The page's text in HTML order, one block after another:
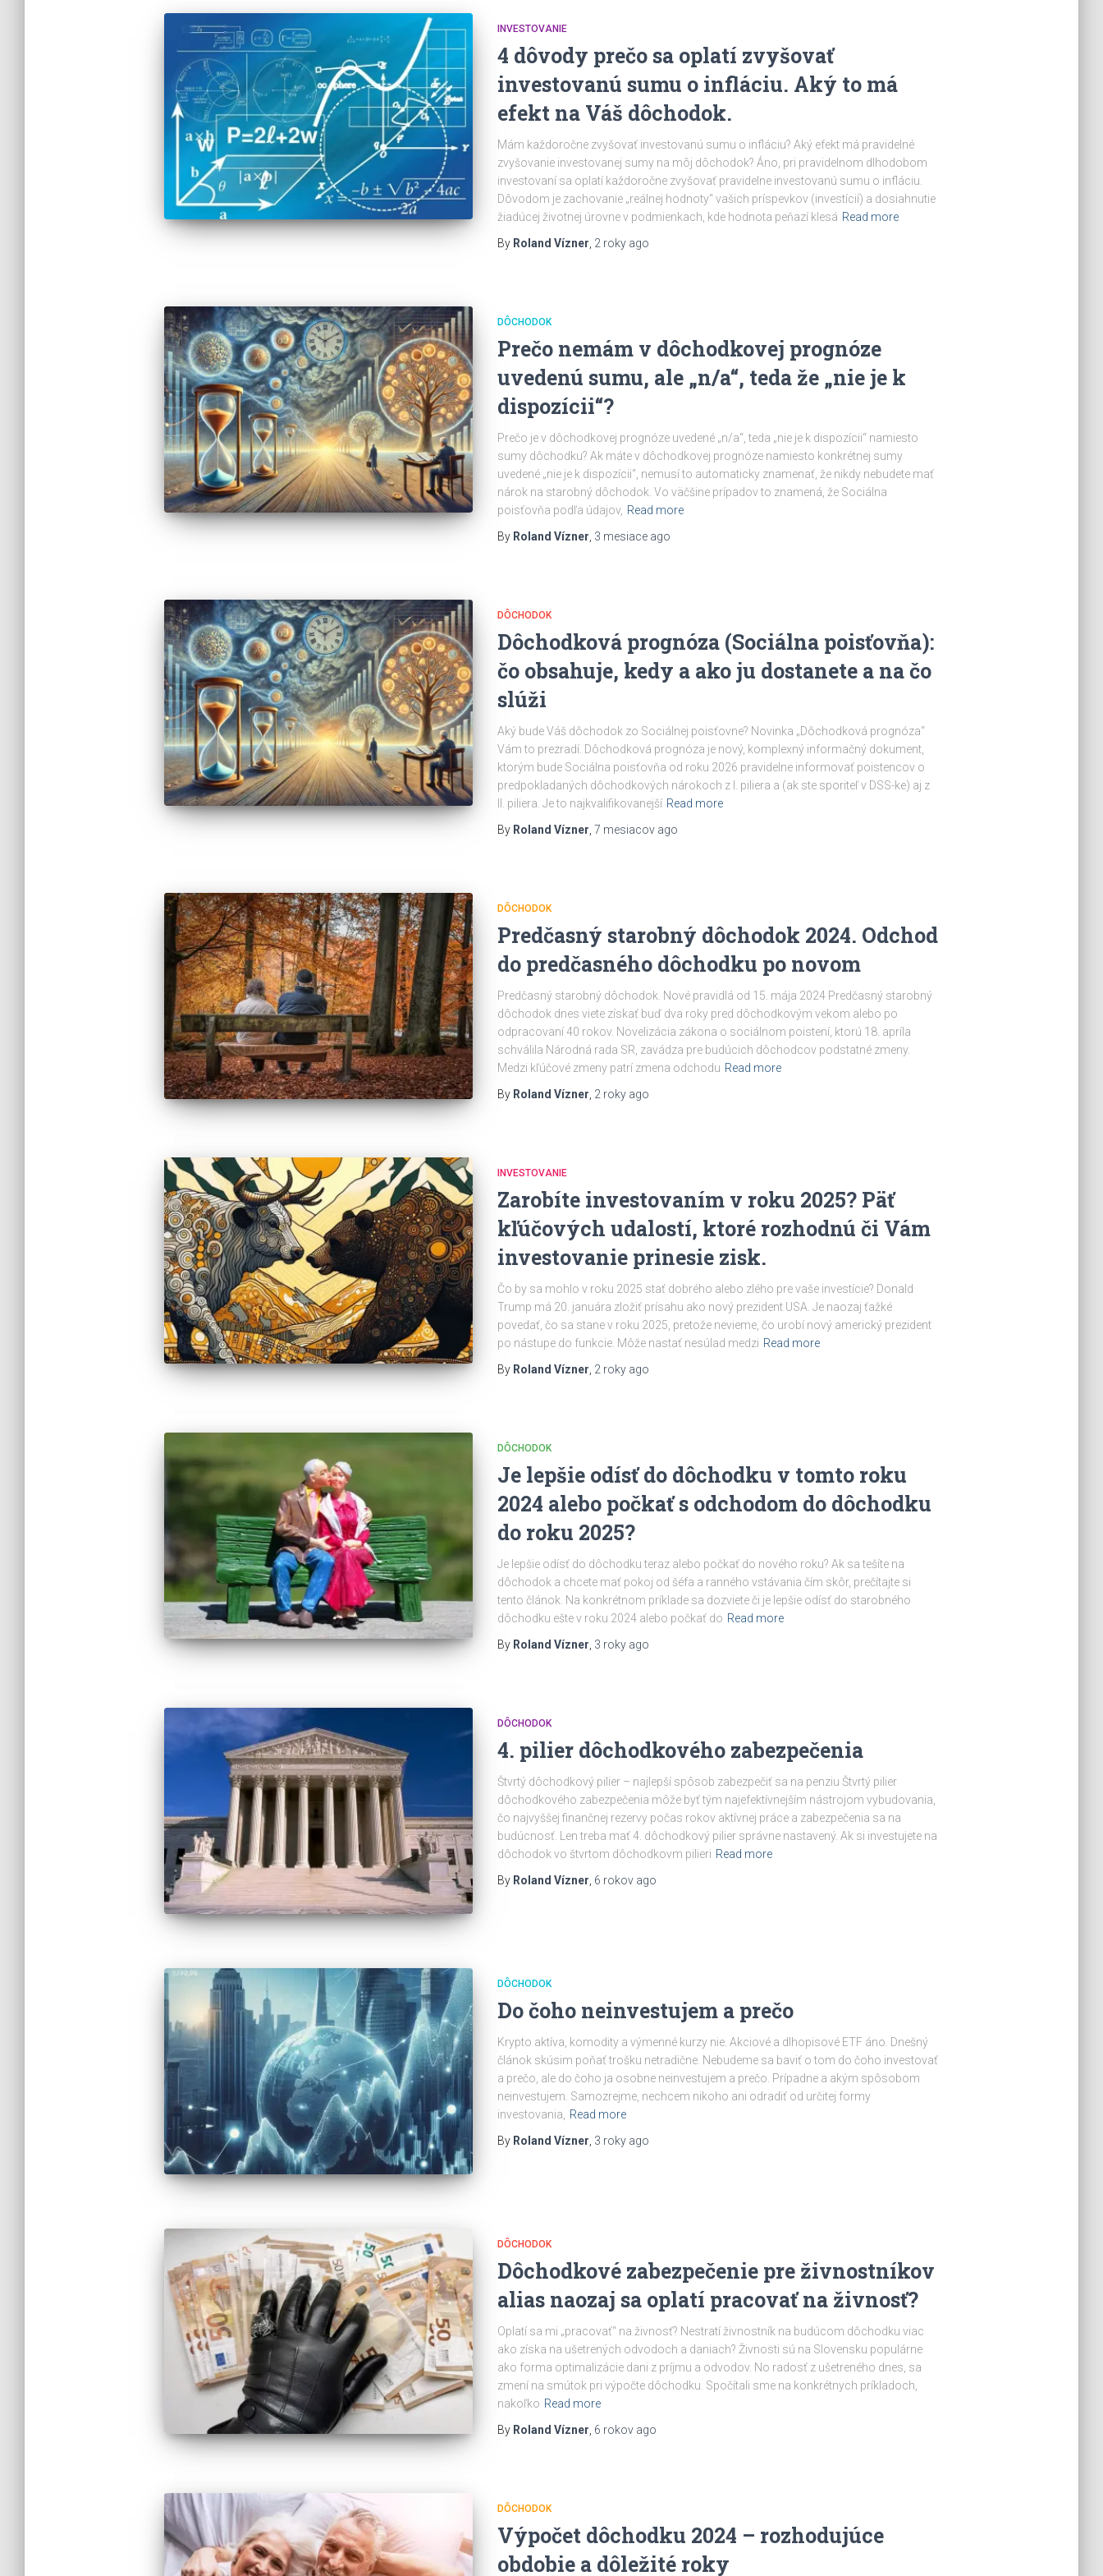
INVESTOVANIE
4 dôvody prečo sa oplatí zvyšovať
investovanú sumu o infláciu. Aký to má
efekt na Váš dôchodok.
Mám každoročne zvyšovať investovanú sumu o infláciu? Aký efekt má pravidelné
zvyšovanie investovanej sumy na môj dôchodok? Áno, pri pravidelnom dlhodobom
investovaní sa oplatí každoročne zvyšovať pravidelne investovanú sumu o infláciu.
Dôvodom je zachovanie „reálnej hodnoty“ vašich príspevkov (investícií) a dosiahnutie
žiadúcej životnej úrovne v podmienkach, kde hodnota peňazí klesá Read more
By Roland Vízner 2 rokyago
DÔCHODOK
Prečo nemám v dôchodkovej prognóze
uvedenú sumu, ale „n/a“, teda že „nie je k
dispozícii“?
Prečo je v dôchodkovej prognóze uvedené „n/a“, teda „nie je k dispozícii“ namiesto
sumy dôchodku? Ak máte v dôchodkovej prognóze namiesto konkrétnej sumy
uvedené „nie je k dispozícii“, nemusí to automaticky znamenať, že nikdy nebudete mať
nárok na starobný dôchodok. Vo väčšine prípadov to znamená, že Sociálna
poisťovňa podľa údajov, Read more
By Roland Vízner 3 mesiaceago
DÔCHODOK
Dôchodková prognóza (Sociálna poisťovňa):
čo obsahuje, kedy a ako ju dostanete a na čo
slúži
Aký bude Váš dôchodok zo Sociálnej poisťovne? Novinka „Dôchodková prognóza“
Vám to prezradí. Dôchodková prognóza je nový, komplexný informačný dokument,
ktorým bude Sociálna poisťovňa od roku 2026 pravidelne informovať poistencov o
predpokladaných dôchodkových nárokoch z I. piliera a (ak ste sporiteľ v DSS-ke) aj z
II. piliera. Je to najkvalifikovanejší Read more
By Roland Vízner 7 mesiacovago
DÔCHODOK
Predčasný starobný dôchodok 2024. Odchod
do predčasného dôchodku po novom
Predčasný starobný dôchodok. Nové pravidlá od 15. mája 2024 Predčasný starobný
dôchodok dnes viete získať buď dva roky pred dôchodkovým vekom alebo po
odpracovaní 40 rokov. Novelizácia zákona o sociálnom poistení, ktorú 18. apríla
schválila Národná rada SR, zavádza pre budúcich dôchodcov podstatné zmeny.
Medzi kľúčové zmeny patrí zmena odchodu Read more
By Roland Vízner 2 rokyago
INVESTOVANIE
Zarobíte investovaním v roku 2025? Päť
kľúčových udalostí, ktoré rozhodnú či Vám
investovanie prinesie zisk.
Čo by sa mohlo v roku 2025 stať dobrého alebo zlého pre vaše investície? Donald
Trump má 20. januára zložiť prísahu ako nový prezident USA. Je naozaj ťažké
povedať, čo sa stane v roku 2025, pretože nevieme, čo urobí nový americký prezident
po nástupe do funkcie. Môže nastať nesúlad medzi Read more
By Roland Vízner 2 rokyago
DÔCHODOK
Je lepšie odísť do dôchodku v tomto roku
2024 alebo počkať s odchodom do dôchodku
do roku 2025?
Je lepšie odísť do dôchodku teraz alebo počkať do nového roku? Ak sa tešíte na
dôchodok a chcete mať pokoj od šéfa a ranného vstávania čím skôr, prečítajte si
tento článok. Na konkrétnom príklade sa dozviete či je lepšie odísť do starobného
dôchodku ešte v roku 2024 alebo počkať do Read more
By Roland Vízner 3 rokyago
DÔCHODOK
4. pilier dôchodkového zabezpečenia
Štvrtý dôchodkový pilier – najlepší spôsob zabezpečiť sa na penziu Štvrtý pilier
dôchodkového zabezpečenia môže byť tým najefektívnejším nástrojom vybudovania,
čo najvyššej finančnej rezervy počas rokov aktívnej práce a zabezpečenia sa na
budúcnosť. Len treba mať 4. dôchodkový pilier správne nastavený. Ak si investujete na
dôchodok vo štvrtom dôchodkovm pilieri Read more
By Roland Vízner 6 rokovago
DÔCHODOK
Do čoho neinvestujem a prečo
Krypto aktíva, komodity a výmenné kurzy nie. Akciové a dlhopisové ETF áno. Dnešný
článok skúsim poňať trošku netradične. Nebudeme sa baviť o tom do čoho investovať
a prečo, ale do čoho ja osobne neinvestujem a prečo. Prípadne a akým spôsobom
neinvestujem. Samozrejme, nechcem nikoho ani odradiť od určitej formy
investovania,
Read more
By Roland Vízner 3 rokyago
DÔCHODOK
Dôchodkové zabezpečenie pre živnostníkov
alias naozaj sa oplatí pracovať na živnosť?
Oplatí sa mi „pracovať“ na živnosť? Nestratí živnostník na budúcom dôchodku viac
ako získa na ušetrených odvodoch a daniach? Živnosti sú na Slovensku populárne
ako forma optimalizácie dani z príjmu a odvodov. No radosť z ušetreného dnes, sa
zmení na smútok pri výpočte dôchodku. Spočítali sme na konkrétnych príkladoch,
nakoľko Read more
By Roland Vízner 6 rokovago
DÔCHODOK
Výpočet dôchodku 2024 – rozhodujúce
obdobie a dôležité roky